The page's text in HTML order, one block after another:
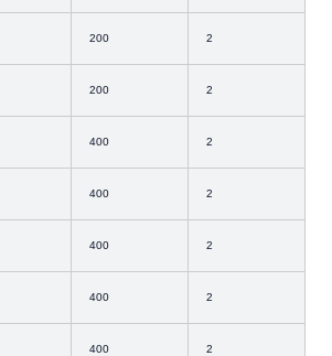
200 2
200 2
400 2
400 2
400 2
400 2
400 2